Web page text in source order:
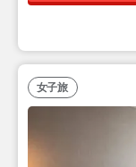
女子旅